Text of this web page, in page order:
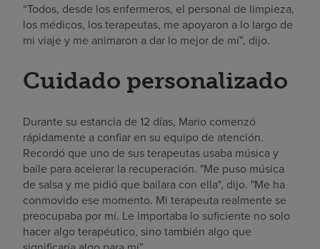
“Todos, desde los enfermeros, el personal de limpieza,
los médicos, los terapeutas, me apoyaron a lo largo de
mi viaje y me animaron a dar lo mejor de mí”, dijo.
Cuidado personalizado
Durante su estancia de 12 días, Mario comenzó
rápidamente a confiar en su equipo de atención.
Recordó que uno de sus terapeutas usaba música y
baile para acelerar la recuperación. "Me puso música
de salsa y me pidió que bailara con ella", dijo. "Me ha
conmovido ese momento. Mi terapeuta realmente se
preocupaba por mí. Le importaba lo suficiente no solo
hacer algo terapéutico, sino también algo que